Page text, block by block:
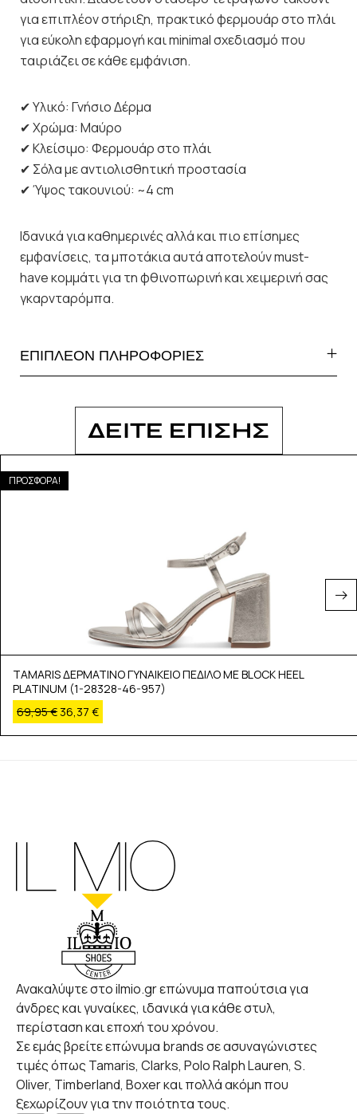
για επιπλέον στήριξη, πρακτικό φερμουάρ στο πλάι
για εύκολη εφαρμογή και minimal σχεδιασμό που
ταιριάζει σε κάθε εμφάνιση.
✔ Υλικό: Γνήσιο Δέρμα
✔ Χρώμα: Μαύρο
✔ Κλείσιμο: Φερμουάρ στο πλάι
✔ Σόλα με αντιολισθητική προστασία
✔ Ύψος τακουνιού: ~4 cm
Ιδανικά για καθημερινές αλλά και πιο επίσημες
εμφανίσεις, τα μποτάκια αυτά αποτελούν must-
have κομμάτι για τη φθινοπωρινή και χειμερινή σας
γκαρνταρόμπα.
ΕΠΙΠΛΕΟΝ ΠΛΗΡΟΦΟΡΙΕΣ
ΔΕΙΤΕ ΕΠΙΣΗΣ
ΠΡΟΣΦΟΡΑ!
TAMARIS ΔΕΡΜΑΤΙΝΟ ΓΥΝΑΙΚΕΙΟ ΠΕΔΙΛΟ ΜΕ BLOCK HEEL
PLATINUM (1-28328-46-957)
69,95€ 36,37 €
Ανακαλύψτε στο ilmio.gr επώνυμα παπούτσια για
άνδρες και γυναίκες, ιδανικά για κάθε στυλ,
περίσταση και εποχή του χρόνου.
Σε εμάς βρείτε επώνυμα brands σε ασυναγώνιστες
τιμές όπως Tamaris, Clarks, Polo Ralph Lauren, S.
Oliver, Timberland, Boxer και πολλά ακόμη που
ξεχωρίζουν για την ποιότητα τους.